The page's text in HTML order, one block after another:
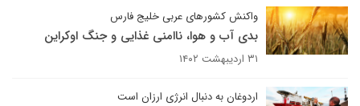
واکنش کشورهای عربی خلیج فارس
بدی آب و هوا، ناامنی غذایی و جنگ اوکراین
۳۱ اردیبهشت ۱۴۰۲
اردوغان به دنبال انرژی ارزان است